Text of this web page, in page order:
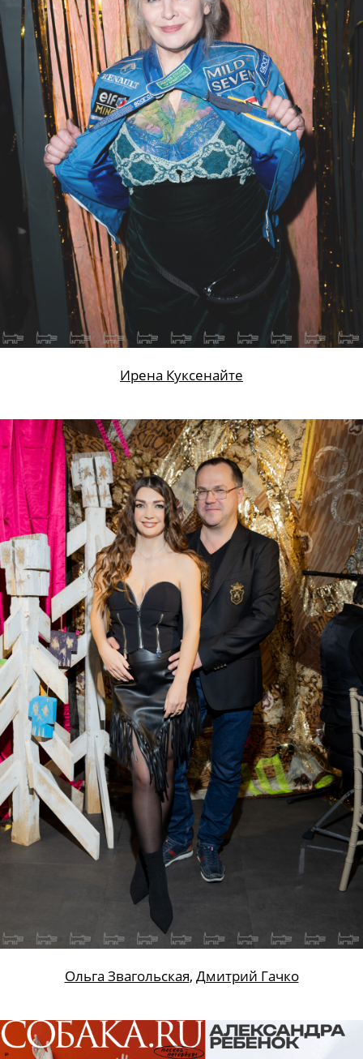
Ирена Куксенайте
Ольга Звагольская, Дмитрий Гачко